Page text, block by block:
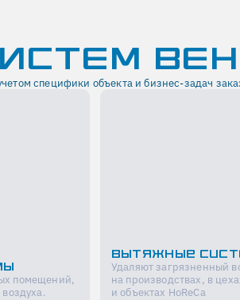
специфики объекта и бизнес-задач
помещений,
Вытяжные
Удаляют загрязненный
на производствах, в
и объектах HoReCa